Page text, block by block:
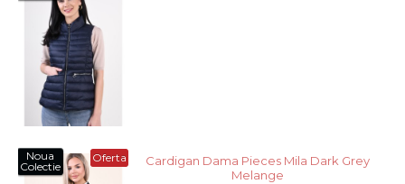
Oferta
Noua
Colectie
Cardigan Dama Pieces Mila Dark Grey
Melange